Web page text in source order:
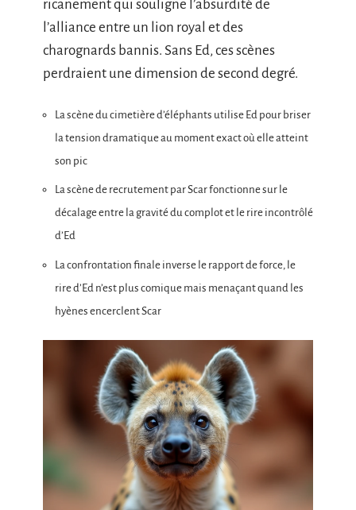
ricanement qui souligne l’absurdité de
l’alliance entre un lion royal et des
charognards bannis. Sans Ed, ces scènes
perdraient une dimension de second degré.
La scène du cimetière d’éléphants utilise Ed pour briser
la tension dramatique au moment exact où elle atteint
son pic
La scène de recrutement par Scar fonctionne sur le
décalage entre la gravité du complot et le rire incontrôlé
d’Ed
La confrontation finale inverse le rapport de force, le
rire d’Ed n’est plus comique mais menaçant quand les
hyènes encerclent Scar